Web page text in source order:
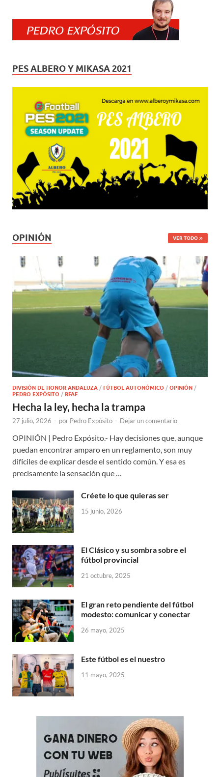
PES ALBERO Y MIKASA 2021
OPINIÓN VER TODO
DIVISIÓN DE HONOR ANDALUZA / FÚTBOL AUTONÓMICO / OPINIÓN /
PEDRO EXPÓSITO / RFAF
Hecha la ley, hecha la trampa
27 julio, 2026 - por Pedro Expósito - Dejar un comentario
OPINIÓN | Pedro Expósito.- Hay decisiones que, aunque
puedan encontrar amparo en un reglamento, son muy
difíciles de explicar desde el sentido común. Y esa es
precisamente la sensación que …
Créete lo que quieras ser
15 junio, 2026
El Clásico y su sombra sobre el
fútbol provincial
21 octubre, 2025
El gran reto pendiente del fútbol
modesto: comunicar y conectar
26 mayo, 2025
Este fútbol es el nuestro
11 mayo, 2025